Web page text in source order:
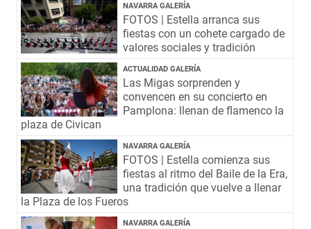
NAVARRA GALERÍA
FOTOS | Estella arranca sus
fiestas con un cohete cargado de
valores sociales y tradición
ACTUALIDAD GALERÍA
Las Migas sorprenden y
convencen en su concierto en
Pamplona: llenan de flamenco la
plaza de Civican
NAVARRA GALERÍA
FOTOS | Estella comienza sus
fiestas al ritmo del Baile de la Era,
una tradición que vuelve a llenar
la Plaza de los Fueros
NAVARRA GALERÍA